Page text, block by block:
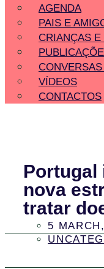
AGENDA
PAIS E
CRIANÇAS E
VÍDEOS
CONTACTOS
Portugal
nova
tratar
5